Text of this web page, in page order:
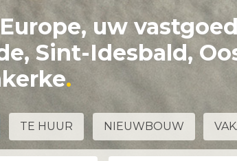
uw
Sint-Idesbald,
TE HUUR NIEUWBOUW